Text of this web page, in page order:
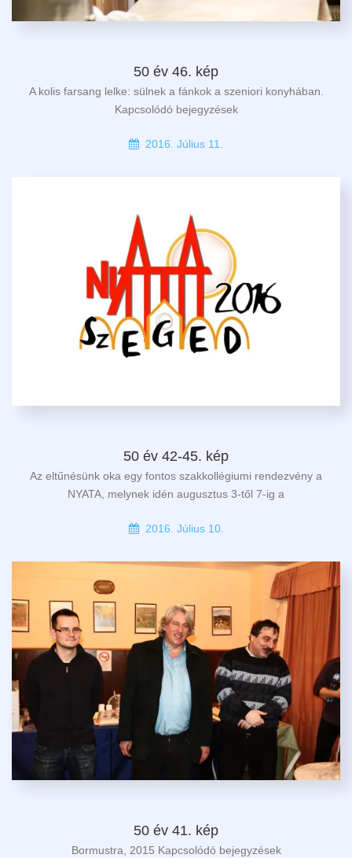
50 év 46. kép
A kolis farsang lelke: sülnek a fánkok a szeniori konyhában.
Kapcsolódó bejegyzések
2016. Július 11.
50 év 42-45. kép
Az eltűnésünk oka egy fontos szakkollégiumi rendezvény a
NYATA, melynek idén augusztus 3-től 7-ig a
2016. Július 10.
50 év 41. kép
Bormustra, 2015 Kapcsolódó bejegyzések